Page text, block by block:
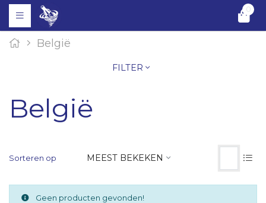
0
België
FILTER
België
Sorteren op MEEST BEKEKEN
Geen producten gevonden!